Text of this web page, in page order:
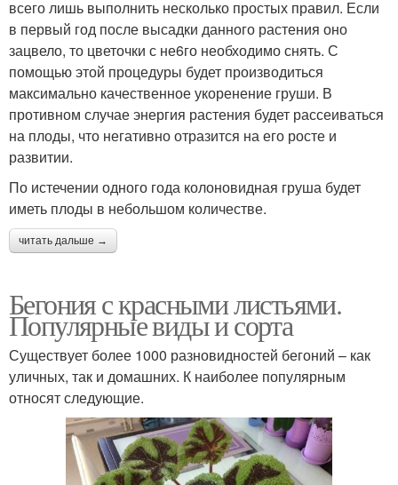
всего лишь выполнить несколько простых правил. Если
в первый год после высадки данного растения оно
зацвело, то цветочки с не6го необходимо снять. С
помощью этой процедуры будет производиться
максимально качественное укоренение груши. В
противном случае энергия растения будет рассеиваться
на плоды, что негативно отразится на его росте и
развитии.
По истечении одного года колоновидная груша будет
иметь плоды в небольшом количестве.
читать дальше →
Бегония с красными листьями.
Популярные виды и сорта
Существует более 1000 разновидностей бегоний – как
уличных, так и домашних. К наиболее популярным
относят следующие.